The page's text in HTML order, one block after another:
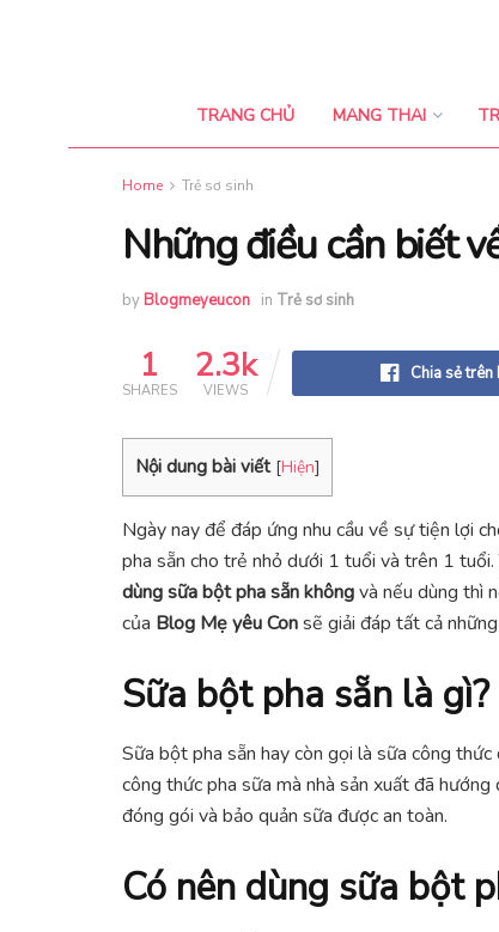
TRANG CHỦ MANG THAI
Home Trẻ sơ sinh
Những điều cần biết
by Blogmeyeucon in Trẻ sơ sinh
1
SHARES
2.3k
VIEWS
Chia sẻ trên
Nội dung bài viết [Hiện]
Ngày nay để đáp ứng nhu cầu về sự tiện lợi
pha sẵn cho trẻ nhỏ dưới 1 tuổi và trên 1
dùng sữa bột pha sẵn khôngvà nếu dùng thì
của Blog Mẹ yêu Consẽ giải đáp tất cả
Sữa bột pha sẵn là gì?
Sữa bột pha sẵn hay còn gọi là sữa công
công thức pha sữa mà nhà sản xuất đã hướng
đóng gói và bảo quản sữa được an toàn.
Có nên dùng sữa bột